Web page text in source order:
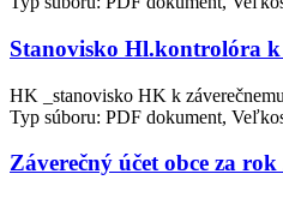
Stanovisko Hl.kontrolóra k
HK _stanovisko HK k
Typ súboru: PDF dokument,
Záverečný účet obce za